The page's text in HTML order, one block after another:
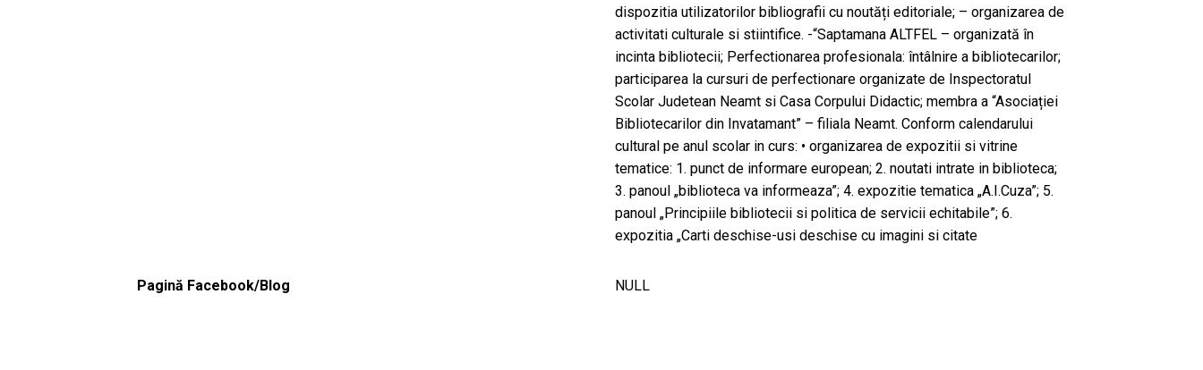
dispozitia utilizatorilor bibliografii cu noutăți editoriale; – organizarea de
activitati culturale si stiintifice. -“Saptamana ALTFEL – organizată în
incinta bibliotecii; Perfectionarea profesionala: întâlnire a bibliotecarilor;
participarea la cursuri de perfectionare organizate de Inspectoratul
Scolar Judetean Neamt si Casa Corpului Didactic; membra a “Asociației
Bibliotecarilor din Invatamant” – filiala Neamt. Conform calendarului
cultural pe anul scolar in curs: • organizarea de expozitii si vitrine
tematice: 1. punct de informare european; 2. noutati intrate in biblioteca;
3. panoul „biblioteca va informeaza”; 4. expozitie tematica „A.I.Cuza”; 5.
panoul „Principiile bibliotecii si politica de servicii echitabile”; 6.
expozitia „Carti deschise-usi deschise cu imagini si citate
Pagină Facebook/Blog NULL